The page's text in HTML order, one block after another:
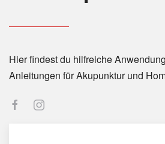
Hier findest du hilfreiche
Anleitungen für Akupunktur und